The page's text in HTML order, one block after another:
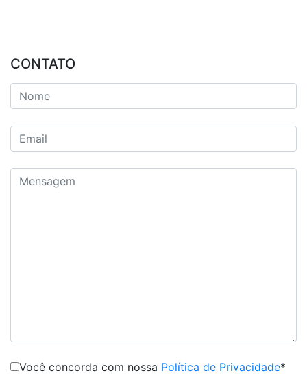
CONTATO
Você concorda com nossa Política de Privacidade*